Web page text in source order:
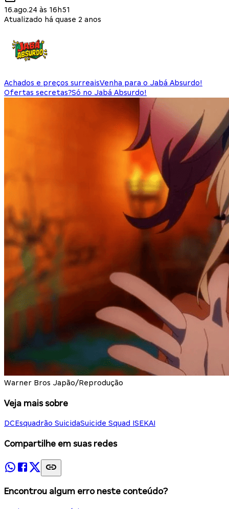
16.ago.24 às 16h51
Atualizado há quase 2 anos
Achados e preços surreaisVenha para o Jabá Absurdo!
Ofertas secretas?Só no Jabá Absurdo!
Warner Bros Japão/Reprodução
Veja mais sobre
DCEsquadrão SuicidaSuicide Squad ISEKAI
Compartilhe em suas redes
Encontrou algum erro neste conteúdo?